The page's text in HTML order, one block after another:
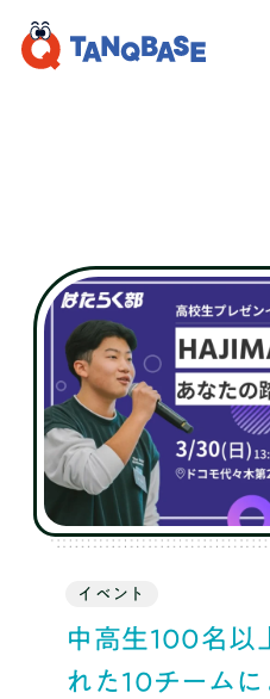
社会人
利用
保護
ニ
料
イベント
中高生100名以
れた10チーム